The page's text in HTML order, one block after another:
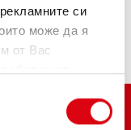
си
може да я
от Вас
>